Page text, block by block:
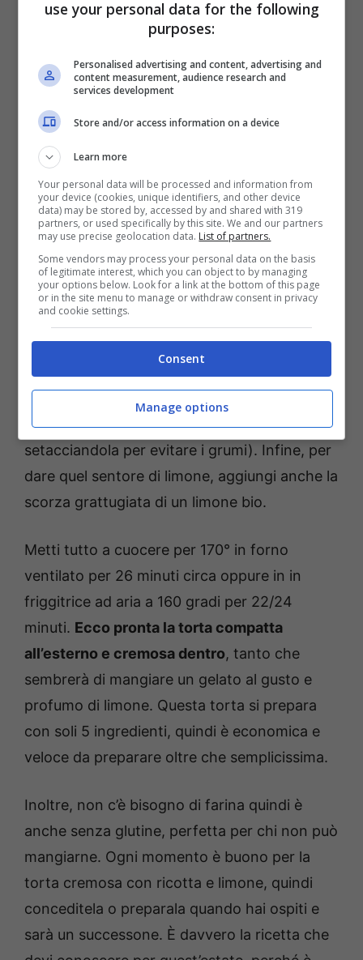
grembiule, reperire gli ingredienti necessari
per questa ricetta e prepararla in un attimo.
Sono solo 5 gli ingredienti che ti occorrono,
ovvero:
2 cucchiai di miele bio
3 cucchiai di fecola di patate
scorza grattugiata di un limone bio
Il procedimento è semplicissimo perché ti
basterà solo mescolare tutti gli ingredienti
insieme: quindi, apri le uova ed uniscile alla
ricotta, mescolando bene. Poi aggiungi il
dolcificante, in questo caso del miele bio, e
successivamente la fecola di patate (volendo
setacciandola per evitare i grumi). Infine, per
dare quel sentore di limone, aggiungi anche la
scorza grattugiata di un limone bio.
Metti tutto a cuocere per 170° in forno
ventilato per 26 minuti circa oppure in in
friggitrice ad aria a 160 gradi per 22/24
minuti. Ecco pronta la torta compatta
all’esterno e cremosa dentro, tanto che
sembrerà di mangiare un gelato al gusto e
profumo di limone. Questa torta si prepara
con soli 5 ingredienti, quindi è economica e
veloce da preparare oltre che semplicissima.
Inoltre, non c’è bisogno di farina quindi è
anche senza glutine, perfetta per chi non può
mangiarne. Ogni momento è buono per la
torta cremosa con ricotta e limone, quindi
conceditela o preparala quando hai ospiti e
sarà un successone. È davvero la ricetta che
use your personal data for the following
purposes:
Personalised advertising and content, advertising and
content measurement, audience research and
services development
Store and/or access information on a device
Learn more
Your personal data will be processed and information from
your device (cookies, unique identifiers, and other device
data) may be stored by, accessed by and shared with 319
partners, or used specifically by this site. We and our partners
may use precise geolocation data. List of partners.
Some vendors may process your personal data on the basis
of legitimate interest, which you can object to by managing
your options below. Look for a link at the bottom of this page
or in the site menu to manage or withdraw consent in privacy
and cookie settings.
Consent
Manage options